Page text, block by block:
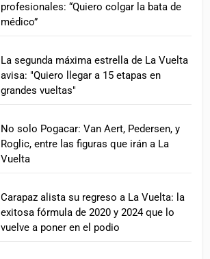
profesionales: “Quiero colgar la bata de
médico”
La segunda máxima estrella de La Vuelta
avisa: "Quiero llegar a 15 etapas en
grandes vueltas"
No solo Pogacar: Van Aert, Pedersen, y
Roglic, entre las figuras que irán a La
Vuelta
Carapaz alista su regreso a La Vuelta: la
exitosa fórmula de 2020 y 2024 que lo
vuelve a poner en el podio